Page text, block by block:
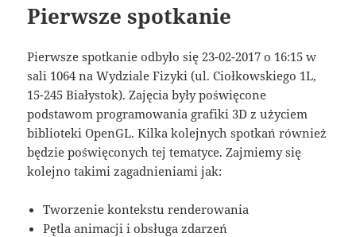
Pierwsze spotkanie
Pierwsze spotkanie odbyło się 23-02-2017 o 16:15 w
sali 1064 na Wydziale Fizyki (ul. Ciołkowskiego 1L,
15-245 Białystok). Zajęcia były poświęcone
podstawom programowania grafiki 3D z użyciem
biblioteki OpenGL. Kilka kolejnych spotkań również
będzie poświęconych tej tematyce. Zajmiemy się
kolejno takimi zagadnieniami jak:
Tworzenie kontekstu renderowania
Pętla animacji i obsługa zdarzeń